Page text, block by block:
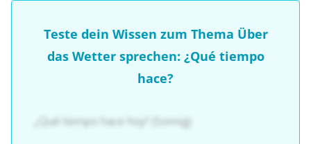
Teste dein Wissen zum Thema Über
das Wetter sprechen: ¿Qué tiempo
hace?
¿Qué tiempo hace hoy? (Sonnig)